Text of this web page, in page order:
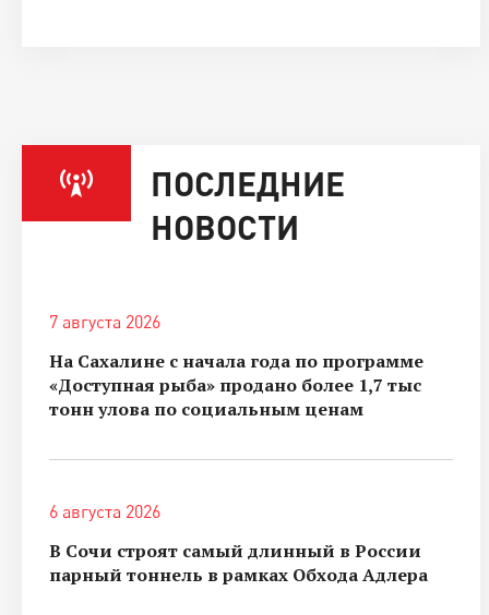
ПОСЛЕДНИЕ
НОВОСТИ
7 августа 2026
На Сахалине с начала года по программе
«Доступная рыба» продано более 1,7 тыс
тонн улова по социальным ценам
6 августа 2026
В Сочи строят самый длинный в России
парный тоннель в рамках Обхода Адлера